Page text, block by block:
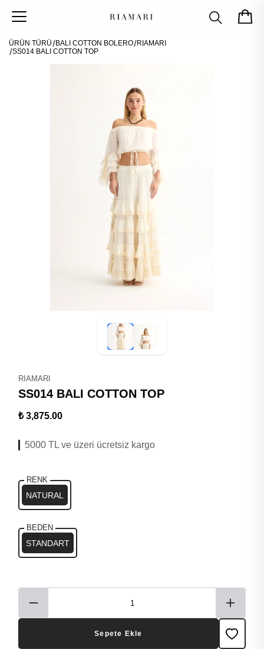
ÜRÜN TÜRÜ BALI COTTON BOLERO RIAMARI
SS014 BALI COTTON TOP
RIAMARI
SS014 BALI COTTON TOP
₺ 3,875.00
5000 TL ve üzeri ücretsiz kargo
RENK
NATURAL
BEDEN
STANDART
Sepete Ekle